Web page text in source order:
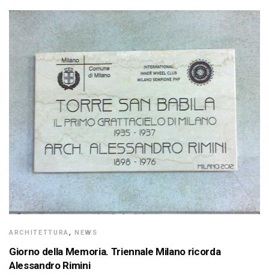
ARCHITETTURA,NEWS
Giorno della Memoria. Triennale Milano ricorda
Alessandro Rimini